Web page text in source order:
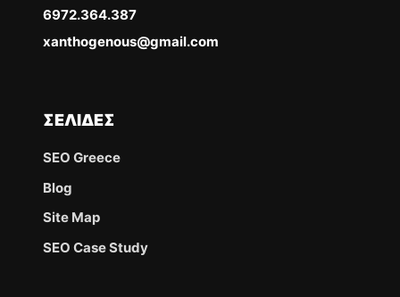
6972.364.387
xanthogenous@gmail.com
ΣΕΛΊΔΕΣ
SEO Greece
Blog
Site Map
SEO Case Study